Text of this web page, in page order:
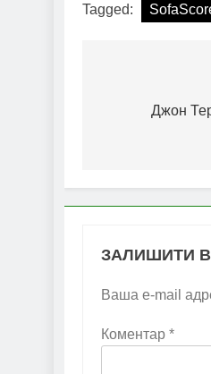
Tagged:
записів
Джон
ЗАЛИШИТИ
Ваша e-mail
Коментар *